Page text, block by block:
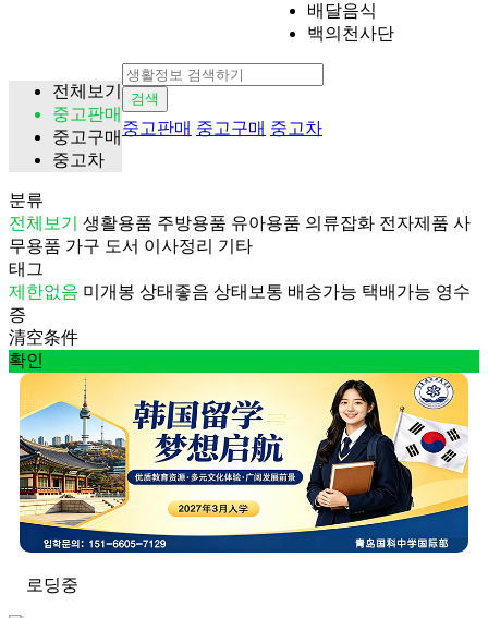
배달음식
백의천사단
전체보기
중고판매
중고구매
중고차
분류
전체보기
생활용품 주방용품 유아용품 의류잡화 전자제품 사
무용품 가구 도서 이사정리 기타
태그
제한없음 미개봉 상태좋음 상태보통 배송가능 택배가능 영수
증
清空条件
확인
검색
중고판매 중고구매 중고차
로딩중